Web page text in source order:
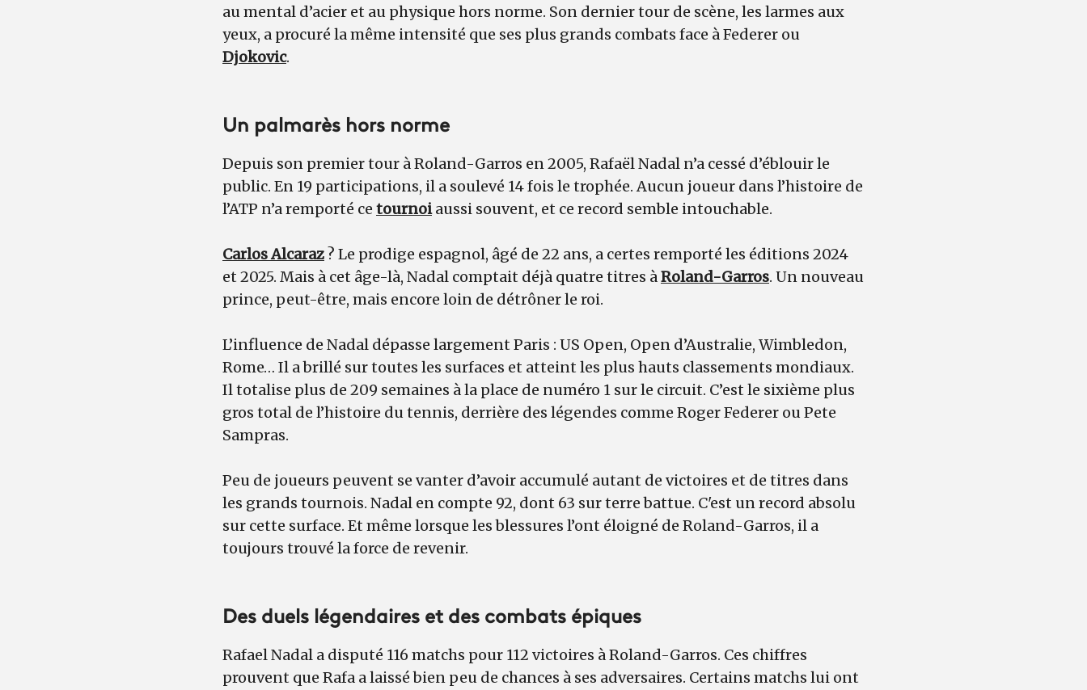
au mental d’acier et au physique hors norme. Son dernier tour de scène, les larmes aux
yeux, a procuré la même intensité que ses plus grands combats face à Federer ou
Djokovic.
Un palmarès hors norme
Depuis son premier tour à Roland-Garros en 2005, Rafaël Nadal n’a cessé d’éblouir le
public. En 19 participations, il a soulevé 14 fois le trophée. Aucun joueur dans l’histoire de
l’ATP n’a remporté ce tournoiaussi souvent, et ce record semble intouchable.
Carlos Alcaraz ? Le prodige espagnol, âgé de 22 ans, a certes remporté les éditions 2024
et 2025. Mais à cet âge-là, Nadal comptait déjà quatre titres àRoland-Garros. Un nouveau
prince, peut-être, mais encore loin de détrôner le roi.
L’influence de Nadal dépasse largement Paris : US Open, Open d’Australie, Wimbledon,
Rome… Il a brillé sur toutes les surfaces et atteint les plus hauts classements mondiaux.
Il totalise plus de 209 semaines à la place de numéro 1 sur le circuit. C’est le sixième plus
gros total de l’histoire du tennis, derrière des légendes comme Roger Federer ou Pete
Sampras.
Peu de joueurs peuvent se vanter d’avoir accumulé autant de victoires et de titres dans
les grands tournois. Nadal en compte 92, dont 63 sur terre battue. C'est un record absolu
sur cette surface. Et même lorsque les blessures l’ont éloigné de Roland-Garros, il a
toujours trouvé la force de revenir.
Des duels légendaires et des combats épiques
Rafael Nadal a disputé 116 matchs pour 112 victoires à Roland-Garros. Ces chiffres
prouvent que Rafa a laissé bien peu de chances à ses adversaires. Certains matchs lui ont